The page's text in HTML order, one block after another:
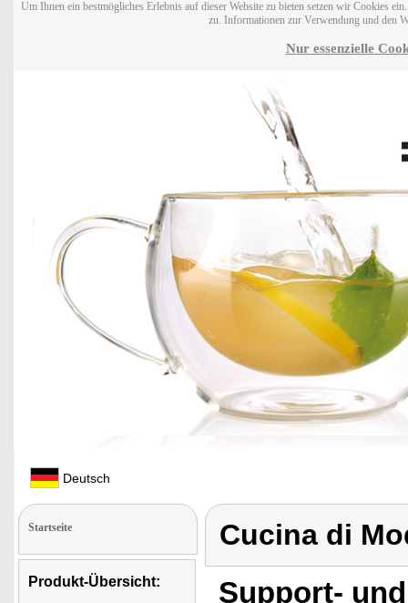
Um Ihnen ein bestmögliches Erlebnis auf dieser Website zu bieten setzen wir Cookies
zu. Informationen zur Verwendung und den
Nur essenzielle
Deutsch
Startseite
Produkt-Übersicht:
Cucina di
Support-